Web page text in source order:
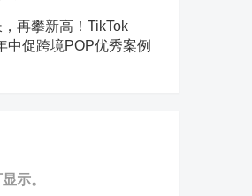
再攀新高！TikTok
中促跨境POP优秀案例
示。